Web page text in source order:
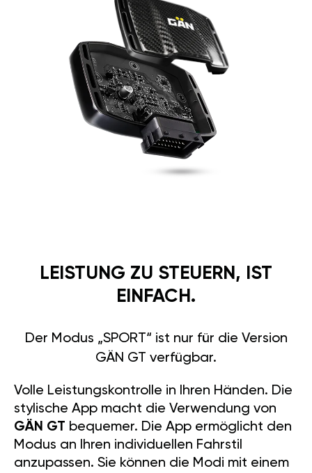
LEISTUNG ZU STEUERN, IST
EINFACH.
Der Modus „SPORT“ ist nur für die Version
GÄN GT verfügbar.
Volle Leistungskontrolle in Ihren Händen. Die
stylische App macht die Verwendung von
GÄN GT bequemer. Die App ermöglicht den
Modus an Ihren individuellen Fahrstil
anzupassen. Sie können die Modi mit einem